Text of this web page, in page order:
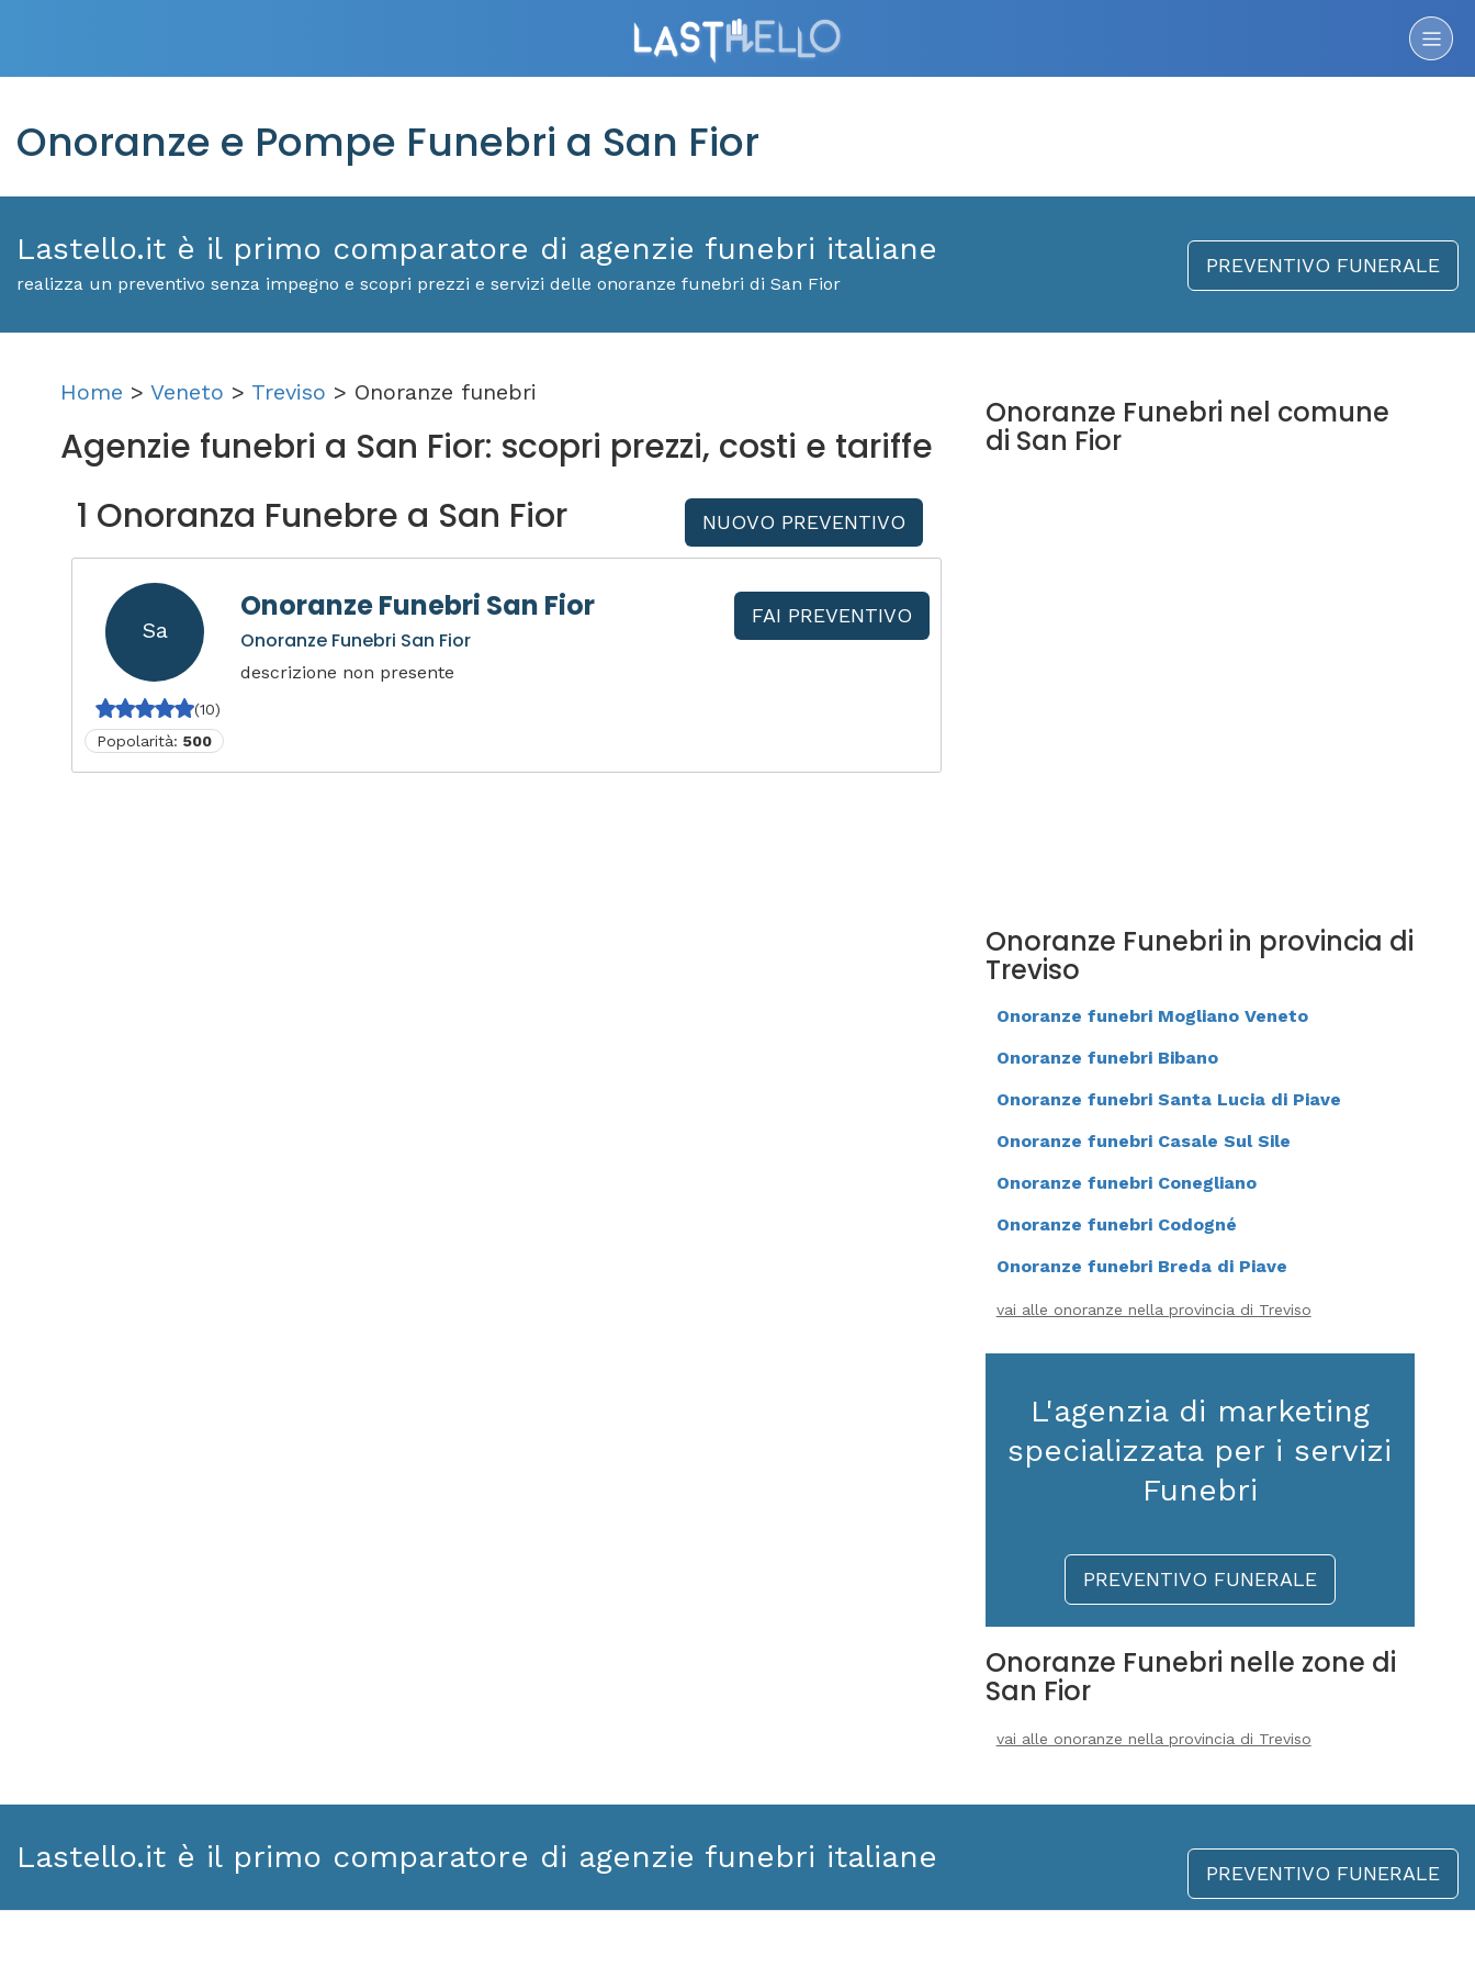
Onoranze e Pompe Funebri a San Fior
Lastello.it è il primo comparatore di agenzie funebri italiane
realizza un preventivo senza impegno e scopri prezzi e servizi delle onoranze funebri di San Fior
PREVENTIVO FUNERALE
Home > Veneto > Treviso > Onoranze funebri
Agenzie funebri a San Fior: scopri prezzi, costi e tariffe
1 Onoranza Funebre a San Fior
NUOVO PREVENTIVO
Sa
(10)
Popolarità: 500
Onoranze Funebri San Fior
Onoranze Funebri San Fior
descrizione non presente
FAI PREVENTIVO
Onoranze Funebri nel comune
di San Fior
Onoranze Funebri in provincia di
Treviso
Onoranze funebri Mogliano Veneto
Onoranze funebri Bibano
Onoranze funebri Santa Lucia di Piave
Onoranze funebri Casale Sul Sile
Onoranze funebri Conegliano
Onoranze funebri Codogné
Onoranze funebri Breda di Piave
vai alle onoranze nella provincia di Treviso
L'agenzia di marketing
specializzata per i servizi
Funebri
PREVENTIVO FUNERALE
Onoranze Funebri nelle zone di
San Fior
vai alle onoranze nella provincia di Treviso
Lastello.it è il primo comparatore di agenzie funebri italiane PREVENTIVO FUNERALE